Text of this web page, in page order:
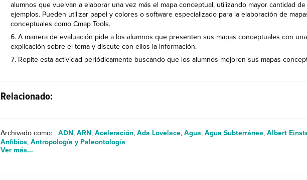
alumnos que vuelvan a elaborar una vez más el mapa conceptual, utilizando mayor cantidad
ejemplos. Pueden utilizar papel y colores o software especializado para la elaboración de
conceptuales como Cmap Tools.
A manera de evaluación pide a los alumnos que presenten sus mapas conceptuales con
explicación sobre el tema y discute con ellos la información.
Repite esta actividad periódicamente buscando que los alumnos mejoren sus mapas
Relacionado:
Archivado como: ADN, ARN, Aceleración, Ada Lovelace, Agua, Agua Subterránea, Albert
Anfibios, Antropología y Paleontología
Ver más...